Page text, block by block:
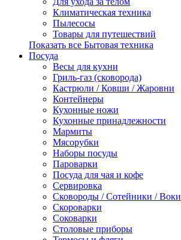
Климатическая техника
Пылесосы
Товары для путешествий
Показать все Бытовая техника
Посуда
Весы для кухни
Гриль-газ (сковорода)
Кастрюли / Ковши / Жаровни
Контейнеры
Кухонные ножи
Кухонные принадлежности
Мармиты
Мясорубки
Наборы посуды
Пароварки
Посуда для чая и кофе
Сервировка
Сковороды / Сотейники / Воки
Скороварки
Соковарки
Столовые приборы